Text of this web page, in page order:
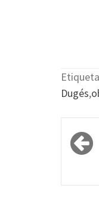
Dugés,
Post